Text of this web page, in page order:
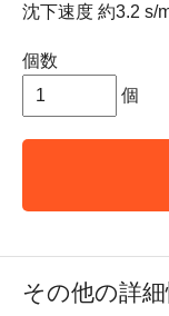
沈下速度 約3.2 s/
個数
個
その他の詳細